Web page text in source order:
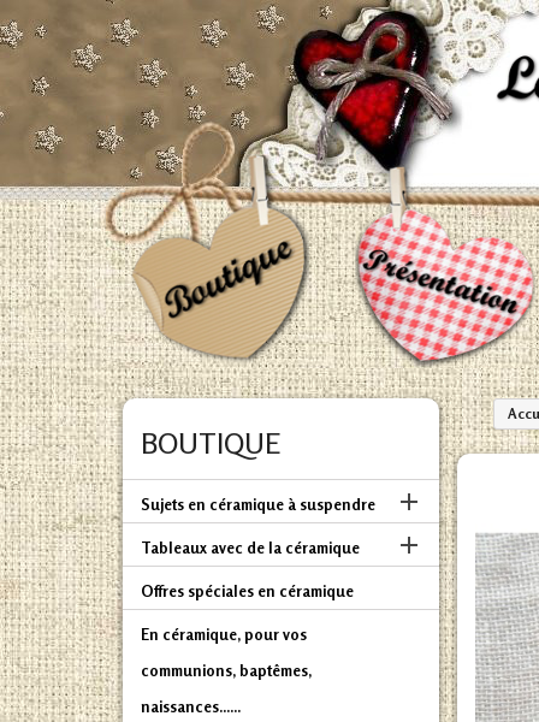
BOUTIQUE
Sujets en céramique à suspendre 
Tableaux avec de la céramique 
Offres spéciales en céramique
En céramique, pour vos
communions, baptêmes,
naissances......